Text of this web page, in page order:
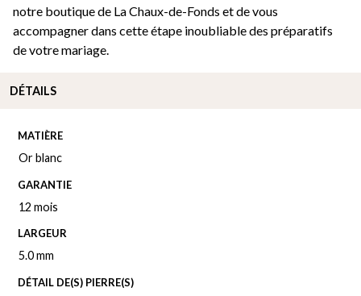
notre boutique de La Chaux-de-Fonds et de vous
accompagner dans cette étape inoubliable des préparatifs
de votre mariage.
MATIÈRE
Or blanc
GARANTIE
12 mois
LARGEUR
5.0 mm
DÉTAIL DE(S) PIERRE(S)
DÉTAILS